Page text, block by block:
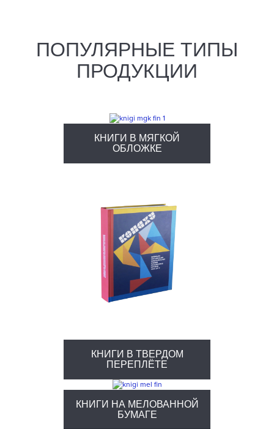
ПОПУЛЯРНЫЕ ТИПЫ
ПРОДУКЦИИ
КНИГИ В МЯГКОЙ
ОБЛОЖКЕ
КНИГИ В ТВЕРДОМ
ПЕРЕПЛЁТЕ
КНИГИ НА МЕЛОВАННОЙ
БУМАГЕ